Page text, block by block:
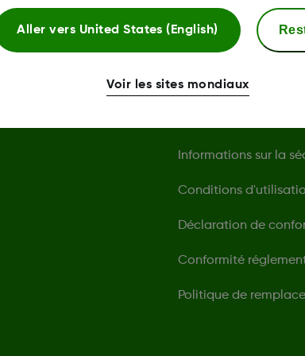
Conditions
Informations sur la
Conditions
Déclaration de
Conformité
Politique de
Aller vers United States (English)
Voir les sites mondiaux